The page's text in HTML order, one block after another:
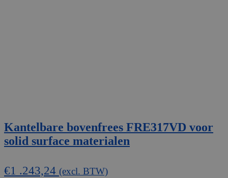
Kantelbare bovenfrees FRE317VD voor
solid surface materialen
€1 .243,24 (excl. BTW)